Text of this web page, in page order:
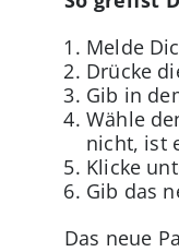
Melde
Drücke
Gib in
Wähle
nicht, ist
Klicke
Gib das
Das neue